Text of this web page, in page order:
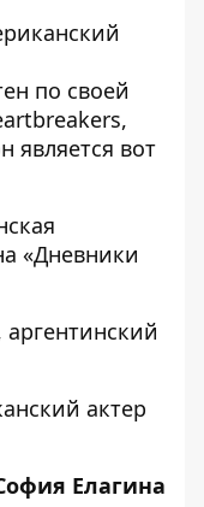
по своей
является вот
«Дневники
актер
Елагина